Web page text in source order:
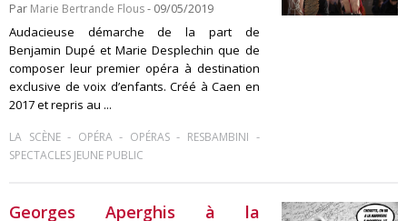
Par Marie Bertrande Flous- 09/05/2019
Audacieuse démarche de la part de
Benjamin Dupé et Marie Desplechin que de
composer leur premier opéra à destination
exclusive de voix d’enfants. Créé à Caen en
2017 et repris au ...
LA SCÈNE- OPÉRA- OPÉRAS- RESBAMBINI -
SPECTACLES JEUNE PUBLIC
Georges Aperghis à la